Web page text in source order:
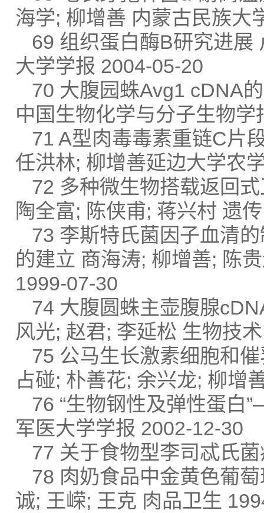
海学; 柳增善 内蒙古民族大
69 组织蛋白酶B研究进展
大学学报 2004-05-20
70 大腹园蛛Avg1 cDNA
中国生物化学与分子生物学
71 A型肉毒毒素重链C片
任洪林; 柳增善延边大学农
72 多种微生物搭载返回
陶全富; 陈侠甫; 蒋兴村 遗
73 李斯特氏菌因子血清
的建立 商海涛; 柳增善; 陈
1999-07-30
74 大腹圆蛛主壶腹腺
风光; 赵君; 李延松 生物技
75 公马生长激素细胞和
占碰; 朴善花; 余兴龙; 柳增
76 “生物钢性及弹性蛋白
军医大学学报 2002-12-30
77 关于食物型李司忒氏
78 肉奶食品中金黄色葡
诚; 王嵘; 王克 肉品卫生